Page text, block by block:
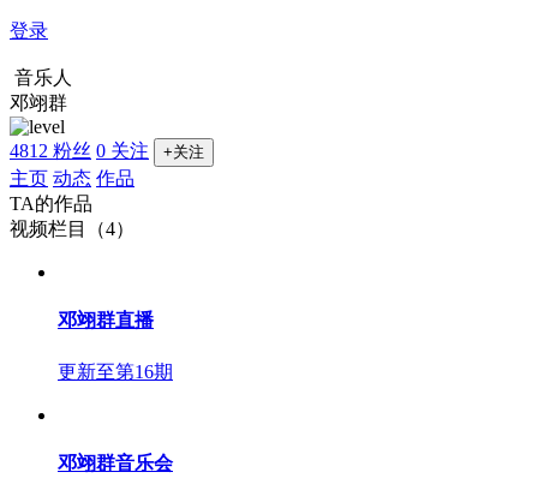
登录
音乐人
邓翊群
4812 粉丝 0 关注 +关注
主页 动态 作品
TA的作品
视频栏目（4）
邓翊群直播
更新至第16期
邓翊群音乐会